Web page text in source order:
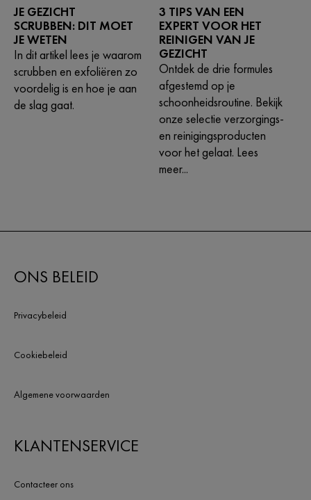
JE GEZICHT
SCRUBBEN: DIT MOET
JE WETEN
In dit artikel lees je waarom
scrubben en exfoliëren zo
voordelig is en hoe je aan
de slag gaat.
3 TIPS VAN EEN
EXPERT VOOR HET
REINIGEN VAN JE
GEZICHT
Ontdek de drie formules
afgestemd op je
schoonheidsroutine. Bekijk
onze selectie verzorgings-
en reinigingsproducten
voor het gelaat. Lees
meer...
ONS BELEID
Privacybeleid
Cookiebeleid
Algemene voorwaarden
KLANTENSERVICE
Contacteer ons